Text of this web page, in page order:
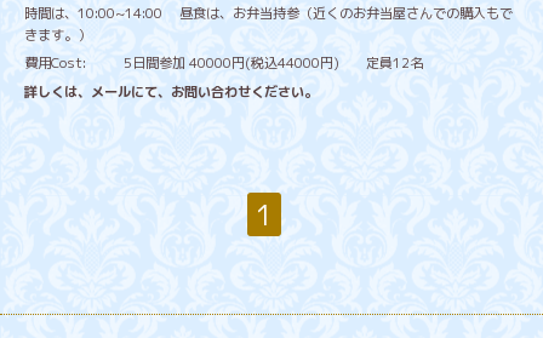
時間は、10:00~14:00 昼食は、お弁当持参（近くのお弁当屋さんでの購入もで
きます。）
費用Cost: 5日間参加 40000円(税込44000円) 定員12名
詳しくは、メールにて、お問い合わせください。
1